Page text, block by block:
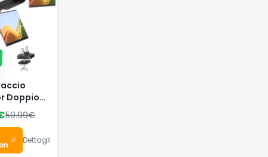
Doppio
Schermi
59.99€
Dettagli